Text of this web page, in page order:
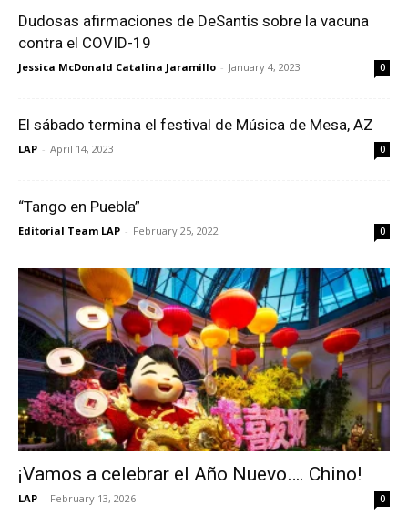
Dudosas afirmaciones de DeSantis sobre la vacuna
contra el COVID-19
Jessica McDonald Catalina Jaramillo - January 4, 2023 0
El sábado termina el festival de Música de Mesa, AZ
LAP - April 14, 2023 0
“Tango en Puebla”
Editorial Team LAP - February 25, 2022 0
¡Vamos a celebrar el Año Nuevo…. Chino!
LAP - February 13, 2026 0